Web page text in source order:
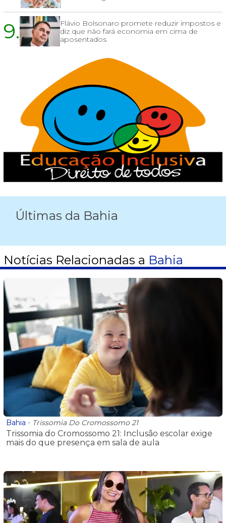
9.
Flávio Bolsonaro promete reduzir impostos e
diz que não fará economia em cima de
aposentados
Últimas da Bahia
Notícias Relacionadas a Bahia
Bahia - Trissomia Do Cromossomo 21
Trissomia do Cromossomo 21: Inclusão escolar exige
mais do que presença em sala de aula